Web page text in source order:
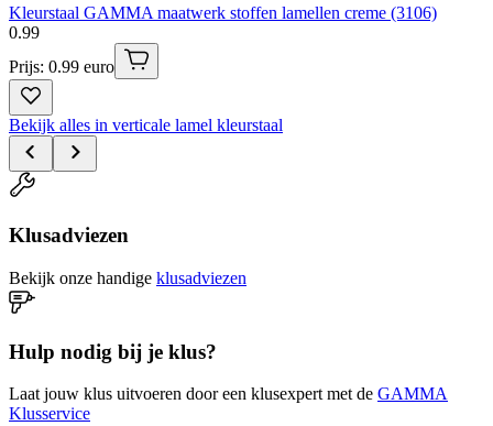
Kleurstaal GAMMA maatwerk stoffen lamellen creme (3106)
0.99
Prijs: 0.99 euro
Bekijk alles in verticale lamel kleurstaal
Klusadviezen
Bekijk onze handige klusadviezen
Hulp nodig bij je klus?
Laat jouw klus uitvoeren door een klusexpert met de GAMMA
Klusservice